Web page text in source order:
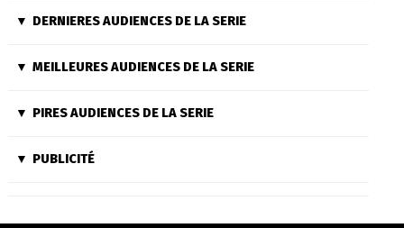
DERNIERES AUDIENCES DE LA SERIE
MEILLEURES AUDIENCES DE LA SERIE
PIRES AUDIENCES DE LA SERIE
PUBLICITÉ